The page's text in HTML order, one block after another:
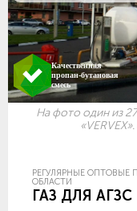
Качественная
пропан-бутановая
смесь
На фото один из
РЕГУЛЯРНЫЕ
ОБЛАСТИ
ГАЗ ДЛЯ АГЗС